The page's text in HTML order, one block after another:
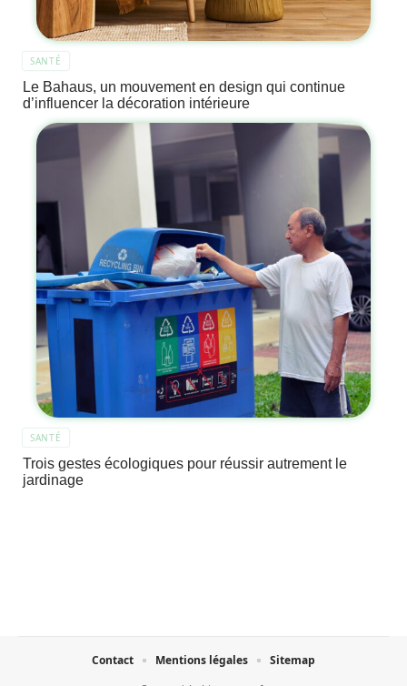
SANTÉ
Le Bahaus, un mouvement en design qui continue
d’influencer la décoration intérieure
SANTÉ
Trois gestes écologiques pour réussir autrement le
jardinage
Contact Mentions légales Sitemap